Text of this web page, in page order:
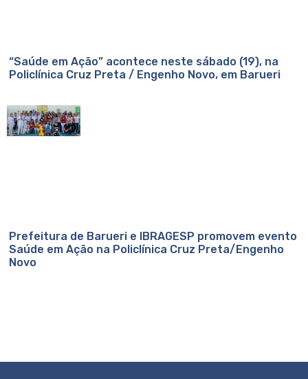
“Saúde em Ação” acontece neste sábado (19), na
Policlínica Cruz Preta / Engenho Novo, em Barueri
Prefeitura de Barueri e IBRAGESP promovem evento
Saúde em Ação na Policlínica Cruz Preta/Engenho
Novo